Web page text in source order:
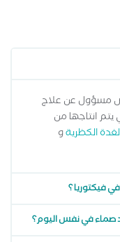
مسؤول عن علاج
يتم انتاجها من
الكظريةو
فيكتوريا ؟
صماء في نفس اليوم؟